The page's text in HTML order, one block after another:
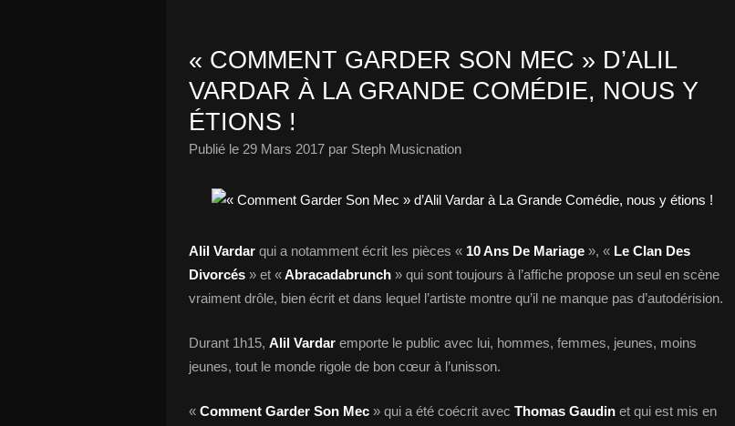
« COMMENT GARDER SON MEC » D’ALIL
VARDAR À LA GRANDE COMÉDIE, NOUS Y
ÉTIONS !
Publié le 29 Mars 2017 par Steph Musicnation
Alil Vardar qui a notamment écrit les pièces « 10 Ans De Mariage », « Le Clan Des
Divorcés » et «Abracadabrunch » qui sont toujours à l’affiche propose un seul en scène
vraiment drôle, bien écrit et dans lequel l’artiste montre qu’il ne manque pas d’autodérision.
Durant 1h15, Alil Vardar emporte le public avec lui, hommes, femmes, jeunes, moins
jeunes, tout le monde rigole de bon cœur à l’unisson.
« Comment Garder Son Mec » qui a été coécrit avec Thomas Gaudin et qui est mis en